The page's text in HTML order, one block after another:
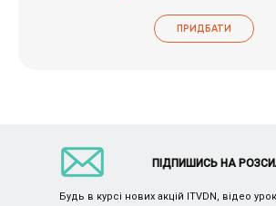
ПРИДБАТИ
ПІДПИШИСЬ НА
Будь в курсі нових акцій ITVDN, відео